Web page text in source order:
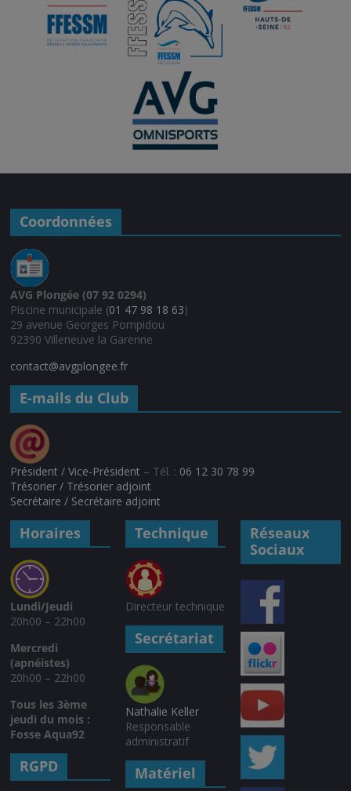
Coordonnées
AVG Plongée (07 92 0294)
Piscine municipale (01 47 98 18 63)
29 avenue Georges Pompidou
92390 Villeneuve la Garenne
contact@avgplongee.fr
E-mails du Club
Président / Vice-Président – Tél. : 06 12 30 78 99
Trésorier / Trésorier adjoint
Secrétaire / Secrétaire adjoint
Horaires
Lundi/Jeudi
20h00 – 22h00
Mercredi
(apnéistes)
20h00 – 22h00
Tous les 3ème
jeudi du mois :
Fosse Aqua92
RGPD
Technique
Directeur technique
Secrétariat
Nathalie Keller
Responsable
administratif
Matériel
Réseaux
Sociaux